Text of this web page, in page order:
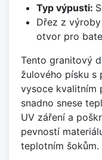
Typ výpusti:
Dřez z
otvor pro
Tento granitový
žulového písku s
vysoce kvalitním
snadno snese
UV záření a
pevností
teplotním šokům.